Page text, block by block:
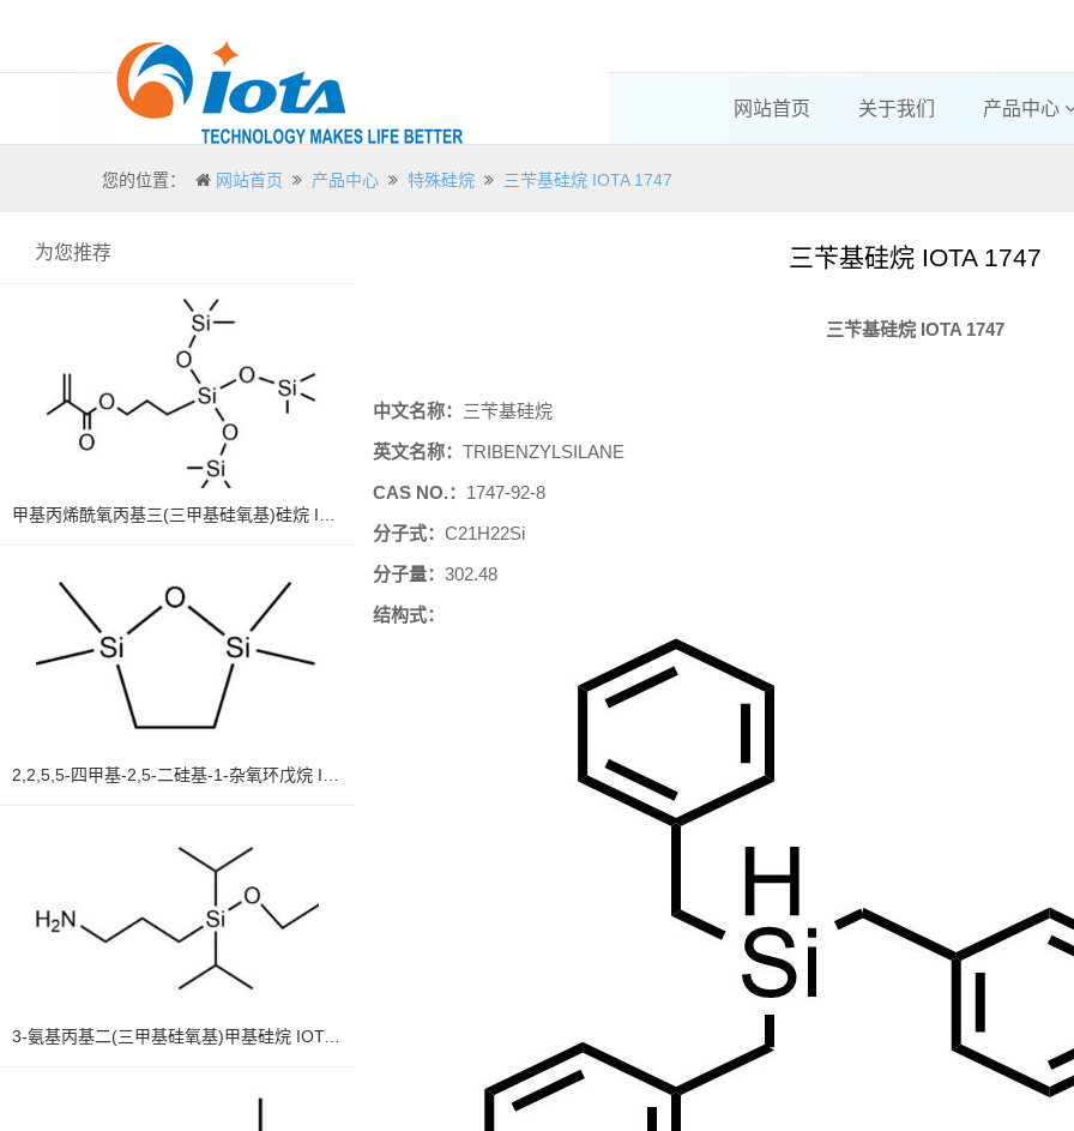
网站首页 关于我们 产品中心
您的位置： 网站首页 产品中心 特殊硅烷 三苄基硅烷 IOTA 1747
为您推荐
2,2,5,5-四甲基-2,5-二硅基-1-杂氧环戊烷 IOTA 7418
3-氨基丙基二(三甲基硅氧基)甲基硅烷 IOTA 42292
三苄基硅烷 IOTA 1747
三苄基硅烷 IOTA 1747
中文名称： 三苄基硅烷
英文名称： TRIBENZYLSILANE
CAS NO.： 1747-92-8
分子式： C21H22Si
分子量： 302.48
结构式：